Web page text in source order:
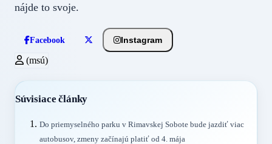
nájde to svoje.
Facebook Instagram
(msú)
Súvisiace články
Do priemyselného parku v Rimavskej Sobote bude jazdiť viac
autobusov, zmeny začínajú platiť od 4. mája